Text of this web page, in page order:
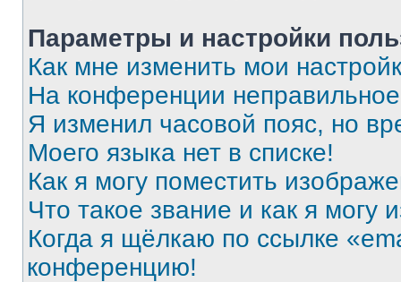
Параметры и настройки
Как мне изменить мои
На конференции
Я изменил часовой пояс, но
Моего языка нет в списке!
Как я могу поместить
Что такое звание и как я могу
Когда я щёлкаю по ссылке
конференцию!